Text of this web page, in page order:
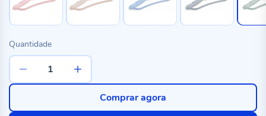
Quantidade
Comprar agora